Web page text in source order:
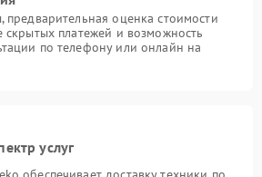
предварительная оценка стоимости
скрытых платежей и возможность
по телефону или онлайн на
услуг